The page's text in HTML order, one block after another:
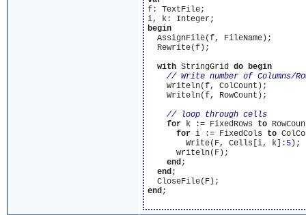
f: TextFile;
begin
  AssignFile(f, FileName);
  Rewrite(f);
with StringGrid do begin
    Writeln(f, ColCount);
    Writeln(f, RowCount);
// loop through cells
for k := FixedRows to
for i := FixedCols to
        Write(F, Cells[i, k]:
5);
      writeln(F);
end;
end;
end;